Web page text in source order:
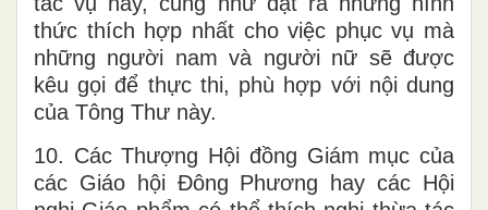
thức thích hợp nhất cho việc phục vụ mà
những người nam và người nữ sẽ được
kêu gọi để thực thi, phù hợp với nội dung
của Tông Thư này.
10. Các Thượng Hội đồng Giám mục của
các Giáo hội Đông Phương hay các Hội